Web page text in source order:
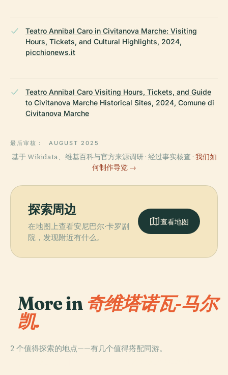
Teatro Annibal Caro in Civitanova Marche: Visiting
Hours, Tickets, and Cultural Highlights, 2024,
picchionews.it
Teatro Annibal Caro Visiting Hours, Tickets, and Guide
to Civitanova Marche Historical Sites, 2024, Comune di
Civitanova Marche
最后审核： AUGUST 2025
基于 Wikidata、维基百科与官方来源调研 · 经过事实核查 · 我们如
何制作导览 →
探索周边
在地图上查看安尼巴尔·卡罗剧
院，发现附近有什么。
查看地图
More in 奇维塔诺瓦-马尔
凯.
2 个值得探索的地点——有几个值得搭配同游。
PLACE PLACE